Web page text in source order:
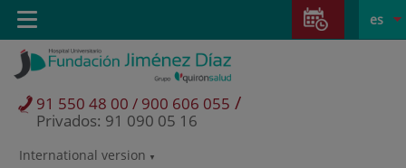
Saltar al contenido
Saltar
contenido
Selector
activo
es
International version
91 550 48 00 / 900 606 055 /
Privados: 91 090 05 16
Toggle
navigation